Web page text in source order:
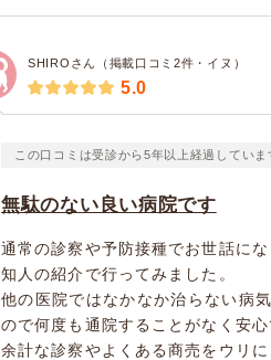
SHIROさん（掲載口コミ2件・イヌ）
5.0
この口コミは受診から5年以上経過していま
無駄のない良い病院です
通常の診察や予防接種でお世話にな
知人の紹介で行ってみました。
他の医院ではなかなか治らない病
ので何度も通院することがなく安心
余計な診察やよくある商売をウリ